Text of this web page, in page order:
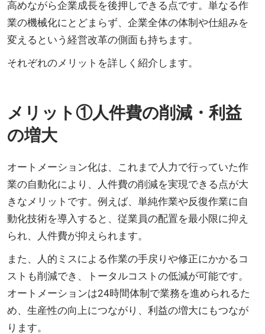
高めながら企業成長を後押しできる点です。単なる作
業の機械化にとどまらず、企業全体の体制や仕組みを
変えるという経営改革の側面も持ちます。
それぞれのメリットを詳しく紹介します。
メリット①人件費の削減・利益
の増大
オートメーション化は、これまで人力で行っていた作
業の自動化により、人件費の削減を実現できる点が大
きなメリットです。例えば、単純作業や反復作業に自
動化技術を導入すると、従業員の配置を最小限に抑え
られ、人件費が抑えられます。
また、人的ミスによる作業の手戻りや修正にかかるコ
ストも削減でき、トータルコストの低減が可能です。
オートメーションは24時間体制で業務を進められるた
め、生産性の向上につながり、利益の増大にもつなが
ります。